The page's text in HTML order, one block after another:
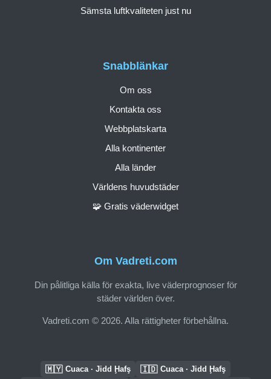
Om Vadreti.com
Din pålitliga källa för exakta, live väderprognoser för
städer världen över.
Vadreti.com © 2026. Alla rättigheter förbehållna.
Snabblänkar
Om oss
Kontakta oss
Webbplatskarta
Alla kontinenter
Alla länder
Världens huvudstäder
🧩 Gratis väderwidget
Sämsta luftkvaliteten just nu
🇲🇾 Cuaca · Jidd Ḩafş 🇮🇩 Cuaca · Jidd Ḩafş